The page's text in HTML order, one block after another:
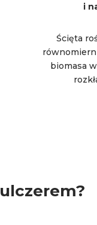
i
Ścięta
biomasa